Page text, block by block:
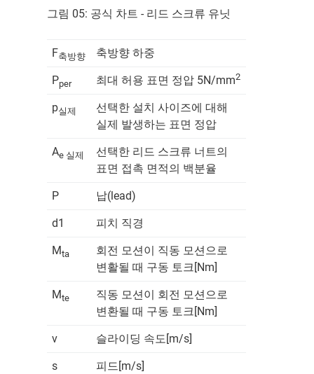
그림 05: 공식 차트 - 리드 스크류 유닛
F축방향 축방향 하중
Pper 최대 허용 표면 정압 5N/mm2
p실제
선택한 설치 사이즈에 대해
실제 발생하는 표면 정압
Ae 실제
선택한 리드 스크류 너트의
표면 접촉 면적의 백분율
P 납(lead)
d1 피치 직경
Mta
회전 모션이 직동 모션으로
변활될 때 구동 토크[Nm]
Mte
직동 모션이 회전 모션으로
변환될 때 구동 토크[Nm]
v 슬라이딩 속도[m/s]
s 피드[m/s]